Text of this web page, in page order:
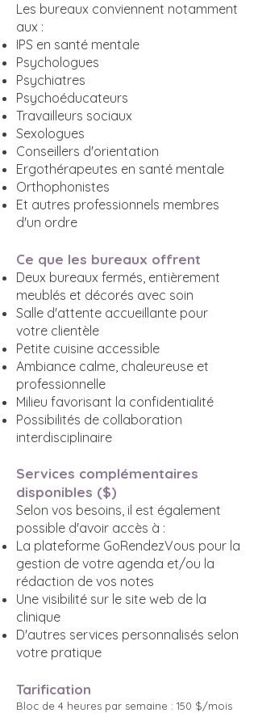
Les bureaux conviennent notamment
aux :
IPS en santé mentale
Psychologues
Psychiatres
Psychoéducateurs
Travailleurs sociaux
Sexologues
Conseillers d'orientation
Ergothérapeutes en santé mentale
Orthophonistes
Et autres professionnels membres
d'un ordre
Ce que les bureaux offrent
Deux bureaux fermés, entièrement
meublés et décorés avec soin
Salle d'attente accueillante pour
votre clientèle
Petite cuisine accessible
Ambiance calme, chaleureuse et
professionnelle
Milieu favorisant la confidentialité
Possibilités de collaboration
interdisciplinaire
Services complémentaires
disponibles ($)
Selon vos besoins, il est également
possible d'avoir accès à :​
La plateforme GoRendezVous pour la
gestion de votre agenda et/ou la
rédaction de vos notes
Une visibilité sur le site web de la
clinique
D'autres services personnalisés selon
votre pratique
Tarification
Bloc de 4 heures par semaine : 150 $/mois